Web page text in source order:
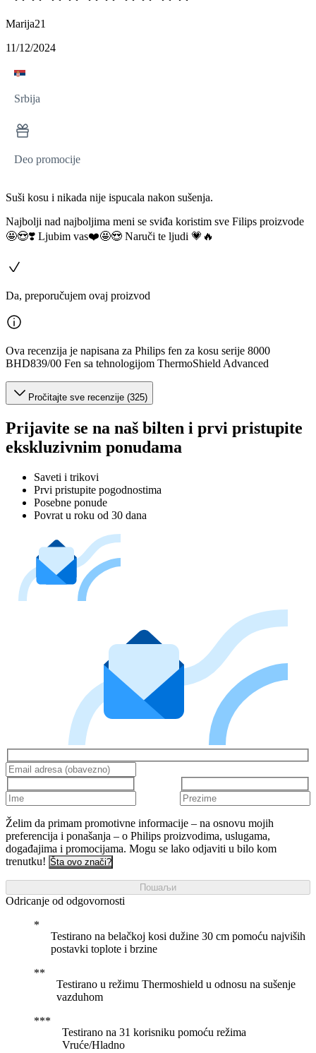
Marija21
11/12/2024
Srbija
Deo promocije
Suši kosu i nikada nije ispucala nakon sušenja.
Najbolji nad najboljima meni se sviđa koristim sve Filips proizvode
🤩😍❣️ Ljubim vas❤️🤩😍 Naruči te ljudi 💗🔥
Da, preporučujem ovaj proizvod
Ova recenzija je napisana za Philips fen za kosu serije 8000
BHD839/00 Fen sa tehnologijom ThermoShield Advanced
Pročitajte sve recenzije (325)
Prijavite se na naš bilten i prvi pristupite
ekskluzivnim ponudama
Saveti i trikovi
Prvi pristupite pogodnostima
Posebne ponude
Povrat u roku od 30 dana
Želim da primam promotivne informacije – na osnovu mojih
preferencija i ponašanja – o Philips proizvodima, uslugama,
događajima i promocijama. Mogu se lako odjaviti u bilo kom
trenutku! Šta ovo znači?
Пошаљи
Odricanje od odgovornosti
Testirano na belačkoj kosi dužine 30 cm pomoću najviših
postavki toplote i brzine
Testirano u režimu Thermoshield u odnosu na sušenje
vazduhom
Testirano na 31 korisniku pomoću režima
Vruće/Hladno